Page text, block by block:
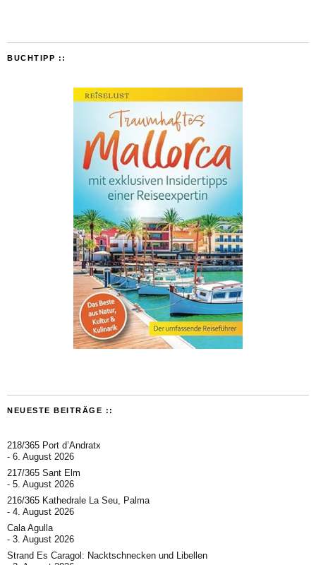
BUCHTIPP ::
NEUESTE BEITRÄGE ::
218/365 Port d’Andratx
6. August 2026
217/365 Sant Elm
5. August 2026
216/365 Kathedrale La Seu, Palma
4. August 2026
Cala Agulla
3. August 2026
Strand Es Caragol: Nacktschnecken und Libellen